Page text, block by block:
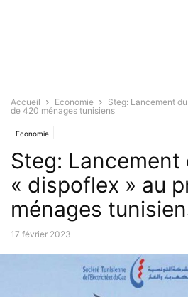
Accueil Economie
Steg: Lancement
de 420 ménages tunisiens
Economie
Steg: Lancement
« dispoflex » au
ménages
17 février 2023